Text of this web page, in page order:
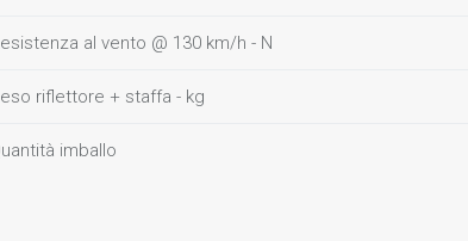
al vento @ 130 km/h - N
riflettore + staffa - kg
imballo